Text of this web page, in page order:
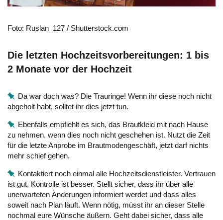
Foto: Ruslan_127 / Shutterstock.com
Die letzten Hochzeitsvorbereitungen: 1 bis
2 Monate vor der Hochzeit
Da war doch was? Die Trauringe! Wenn ihr diese noch nicht
abgeholt habt, solltet ihr dies jetzt tun.
Ebenfalls empfiehlt es sich, das Brautkleid mit nach Hause
zu nehmen, wenn dies noch nicht geschehen ist. Nutzt die Zeit
für die letzte Anprobe im Brautmodengeschäft, jetzt darf nichts
mehr schief gehen.
Kontaktiert noch einmal alle Hochzeitsdienstleister. Vertrauen
ist gut, Kontrolle ist besser. Stellt sicher, dass ihr über alle
unerwarteten Änderungen informiert werdet und dass alles
soweit nach Plan läuft. Wenn nötig, müsst ihr an dieser Stelle
nochmal eure Wünsche äußern. Geht dabei sicher, dass alle